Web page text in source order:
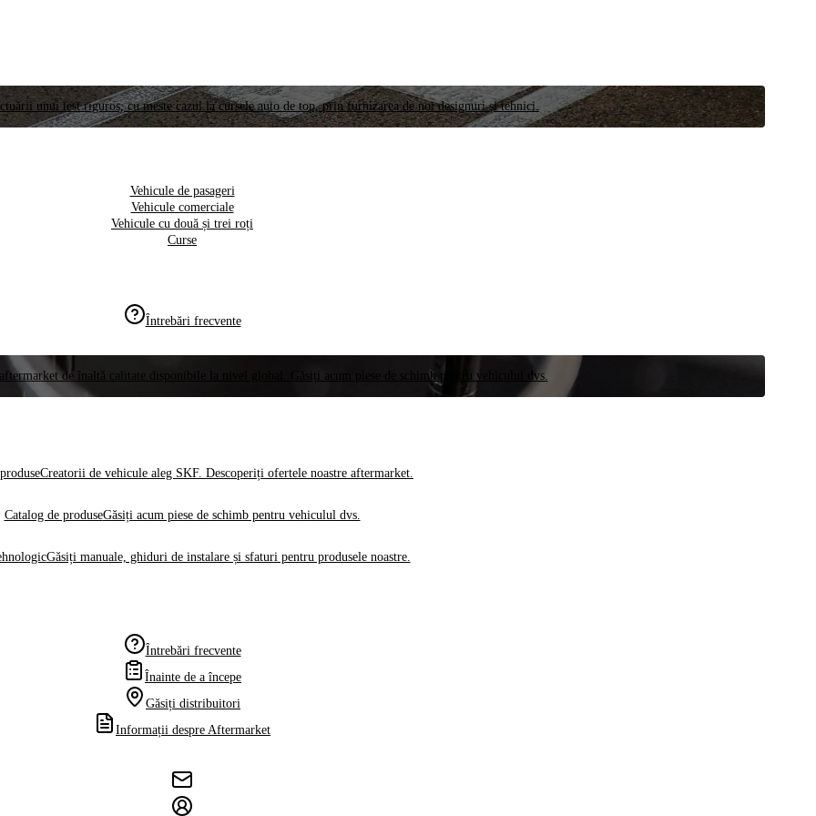
unui test riguros, cu meste cazul la cursele auto de top, prin furnizarea de noi designuri și tehnici.
Vehicule de pasageri
Vehicule comerciale
Vehicule cu două și trei roți
Curse
Întrebări frecvente
de înaltă calitate disponibile la nivel global. Găsiți acum piese de schimb pentru vehiculul dvs.
Creatorii de vehicule aleg SKF. Descoperiți ofertele noastre aftermarket.
Catalog de produseGăsiți acum piese de schimb pentru vehiculul dvs.
Găsiți manuale, ghiduri de instalare și sfaturi pentru produsele noastre.
Întrebări frecvente
Înainte de a începe
Găsiți distribuitori
Informații despre Aftermarket